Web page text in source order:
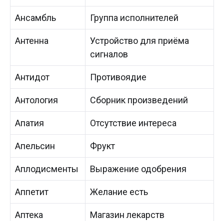
Ансамбль Группа исполнителей
Антенна
Устройство для приёма
сигналов
Антидот Противоядие
Антология Сборник произведений
Апатия Отсутствие интереса
Апельсин Фрукт
Аплодисменты Выражение одобрения
Аппетит Желание есть
Аптека Магазин лекарств